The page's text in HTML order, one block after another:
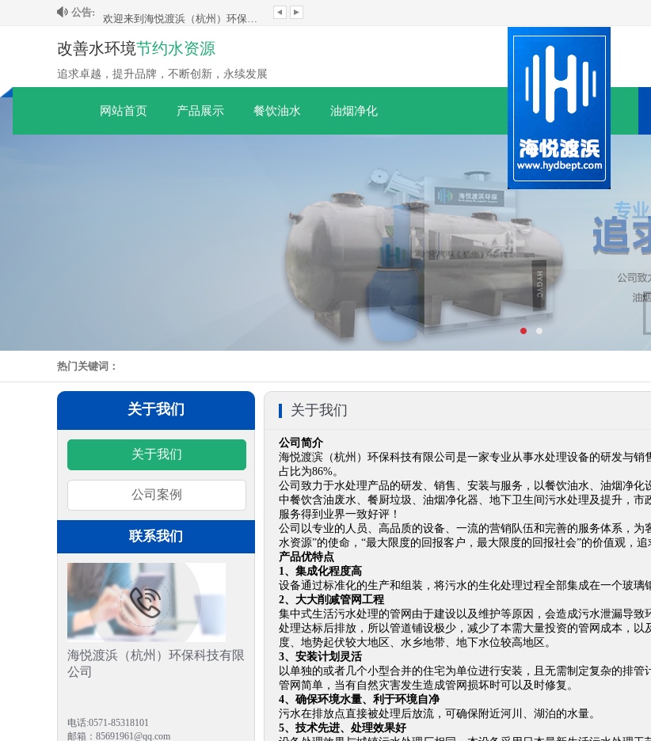
公告:
改善水环境节约水资源
追求卓越，提升品牌，不断创新，永续发展
网站首页 产品展示 餐饮油水 油烟净化
热门关键词：
关于我们
关于我们
公司案例
联系我们
海悦渡浜（杭州）环保科技有限
公司
电话:0571-85318101
邮箱：85691961@qq.com
关于我们
公司简介
海悦渡滨（杭州）环保科技有限公司是一家专业从事水处理设备的研发与
占比为86%。
公司致力于水处理产品的研发、销售、安装与服务，以餐饮油水、油烟净
中餐饮含油废水、餐厨垃圾、油烟净化器、地下卫生间污水处理及提升，
服务得到业界一致好评！
公司以专业的人员、高品质的设备、一流的营销队伍和完善的服务体系，
水资源”的使命，“最大限度的回报客户，最大限度的回报社会”的价值观，
产品优特点
1、集成化程度高
设备通过标准化的生产和组装，将污水的生化处理过程全部集成在一个玻璃
2、大大削减管网工程
集中式生活污水处理的管网由于建设以及维护等原因，会造成污水泄漏导
处理达标后排放，所以管道铺设极少，减少了本需大量投资的管网成本，
度、地势起伏较大地区、水乡地带、地下水位较高地区。
3、安装计划灵活
以单独的或者几个小型合并的住宅为单位进行安装，且无需制定复杂的排
管网简单，当有自然灾害发生造成管网损坏时可以及时修复。
4、确保环境水量、利于环境自净
污水在排放点直接被处理后放流，可确保附近河川、湖泊的水量。
5、技术先进、处理效果好